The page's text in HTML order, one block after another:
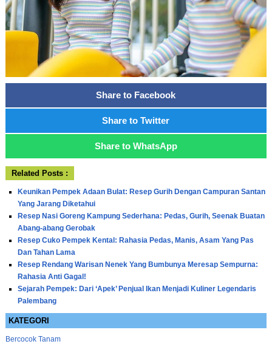
Share to Facebook
Share to Twitter
Share to WhatsApp
Related Posts :
Keunikan Pempek Adaan Bulat: Resep Gurih Dengan Campuran Santan
Yang Jarang Diketahui
Resep Nasi Goreng Kampung Sederhana: Pedas, Gurih, Seenak Buatan
Abang-abang Gerobak
Resep Cuko Pempek Kental: Rahasia Pedas, Manis, Asam Yang Pas
Dan Tahan Lama
Resep Rendang Warisan Nenek Yang Bumbunya Meresap Sempurna:
Rahasia Anti Gagal!
Sejarah Pempek: Dari ‘Apek’ Penjual Ikan Menjadi Kuliner Legendaris
Palembang
KATEGORI
Bercocok Tanam